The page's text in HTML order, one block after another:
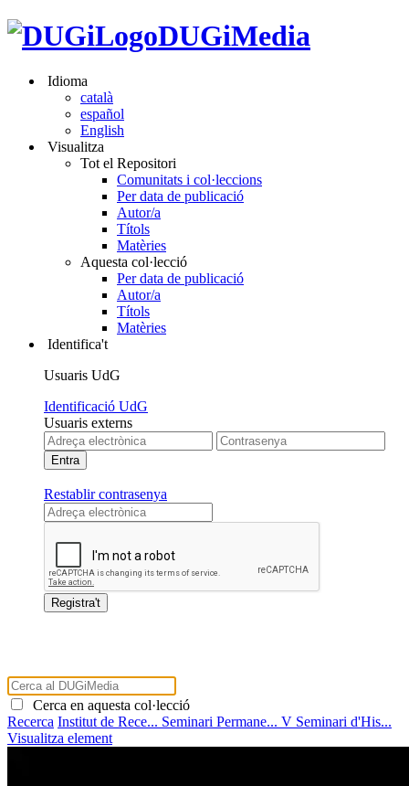
DUGiMedia
Idioma
català
español
English
Visualitza
Tot el Repositori
Comunitats i col·leccions
Per data de publicació
Autor/a
Títols
Matèries
Aquesta col·lecció
Per data de publicació
Autor/a
Títols
Matèries
Identifica't
Usuaris UdG
Identificació UdG
Usuaris externs
Restablir contrasenya
Cerca en aquesta col·lecció
Recerca Institut de Rece... Seminari Permane... V Seminari d'His...
Visualitza element